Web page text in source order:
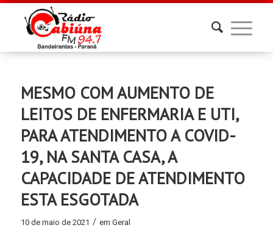
MESMO COM AUMENTO DE
LEITOS DE ENFERMARIA E UTI,
PARA ATENDIMENTO A COVID-
19, NA SANTA CASA, A
CAPACIDADE DE ATENDIMENTO
ESTA ESGOTADA
10 de maio de 2021 / em Geral